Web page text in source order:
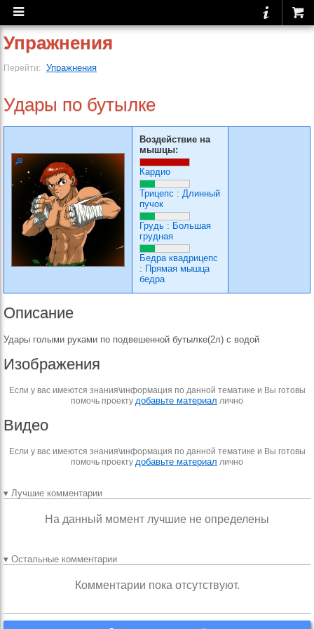
Упражнения
Перейти: Упражнения
Удары по бутылке
Воздействие на
мышцы:
Кардио
Трицепс : Длинный
пучок
Грудь : Большая
грудная
Бедра квадрицепс
: Прямая мышца
бедра
Описание
Удары голыми руками по подвешенной бутылке(2л) с водой
Изображения
Если у вас имеются знания\информация по данной тематике и Вы готовы
помочь проекту добавьте материал лично
Видео
Если у вас имеются знания\информация по данной тематике и Вы готовы
помочь проекту добавьте материал лично
▾ Лучшие комментарии
На данный момент лучшие не определены
▾ Остальные комментарии
Комментарии пока отсутствуют.